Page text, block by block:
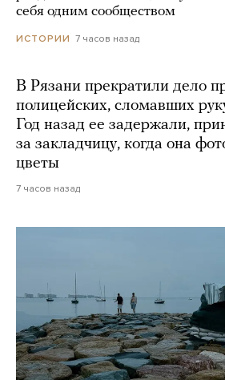
себя одним сообществом
ИСТОРИИ 7 часов назад
В Рязани прекратили дело
полицейских, сломавших
Год назад ее задержали,
за закладчицу, когда она
цветы
7 часов назад